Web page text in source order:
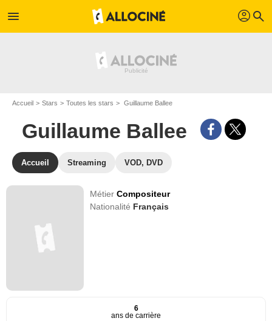
menu profil search
Accueil Stars Toutes les stars Guillaume Ballee
Guillaume Ballee
Accueil Streaming VOD, DVD
MétierCompositeur
Nationalité Français
6
ans de carrière